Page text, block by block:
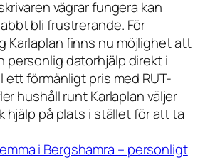
vägrar fungera kan
bli frustrerande. För
Karlaplan finns nu möjlighet att
personlig datorhjälp direkt i
ett förmånligt pris med RUT-
hushåll runt Karlaplan väljer
hjälp på plats i stället för att ta
i Bergshamra – personligt